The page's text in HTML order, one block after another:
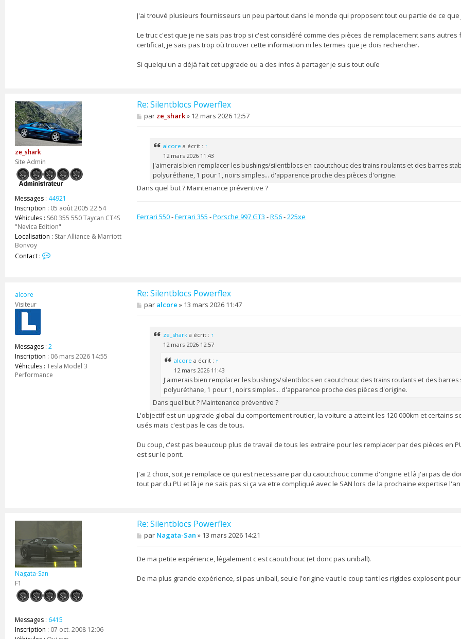
J'ai trouvé plusieurs fournisseurs un peu partout dans le monde qui proposent tout ou partie de ce que
Le truc c'est que je ne sais pas trop si c'est considéré comme des pièces de remplacement sans
certificat, je sais pas trop où trouver cette information ni les termes que je dois rechercher.
Si quelqu'un a déjà fait cet upgrade ou a des infos à partager je suis tout ouïe
ze_shark
Site Admin
Messages : 44921
Inscription : 05 août 2005 22:54
Véhicules : S60 355 550 Taycan CT4S
"Nevica Edition"
Localisation : Star Alliance & Marriott
Bonvoy
Contact :
_
s
h
a
Re: Silentblocs Powerflex
M
e
par ze_shark» 12 mars 2026 12:57
alcore a écrit : ↑
12 mars 2026 11:43
J'aimerais bien remplacer les bushings/silentblocs en caoutchouc des trains roulants et des barres
polyuréthane, 1 pour 1, noirs simples... d'apparence proche des pièces d'origine.
Dans quel but ? Maintenance préventive ?
Ferrari 550-Ferrari 355 -Porsche 997 GT3 -RS6-225xe
alcore
Visiteur
Messages : 2
Inscription : 06 mars 2026 14:55
Véhicules : Tesla Model 3
Performance
Re: Silentblocs Powerflex
M
e
par alcore » 13 mars 2026 11:47
ze_sharka écrit : ↑
12 mars 2026 12:57
alcore a écrit : ↑
12 mars 2026 11:43
J'aimerais bien remplacer les bushings/silentblocs en caoutchouc des trains roulants et des barres
polyuréthane, 1 pour 1, noirs simples... d'apparence proche des pièces d'origine.
Dans quel but ? Maintenance préventive ?
L'objectif est un upgrade global du comportement routier, la voiture a atteint les 120 000km et certains
usés mais c'est pas le cas de tous.
Du coup, c'est pas beaucoup plus de travail de tous les extraire pour les remplacer par des pièces en
est sur le pont.
J'ai 2 choix, soit je remplace ce qui est necessaire par du caoutchouc comme d'origine et là j'ai pas de
tout par du PU et là je ne sais pas si ça va etre compliqué avec le SAN lors de la prochaine expertise
Nagata-San
F1
Messages : 6415
Inscription : 07 oct. 2008 12:06
Re: Silentblocs Powerflex
M
e
s
e
par Nagata-San » 13 mars 2026 14:21
De ma petite expérience, légalement c'est caoutchouc (et donc pas uniball).
De ma plus grande expérience, si pas uniball, seule l'origine vaut le coup tant les rigides explosent